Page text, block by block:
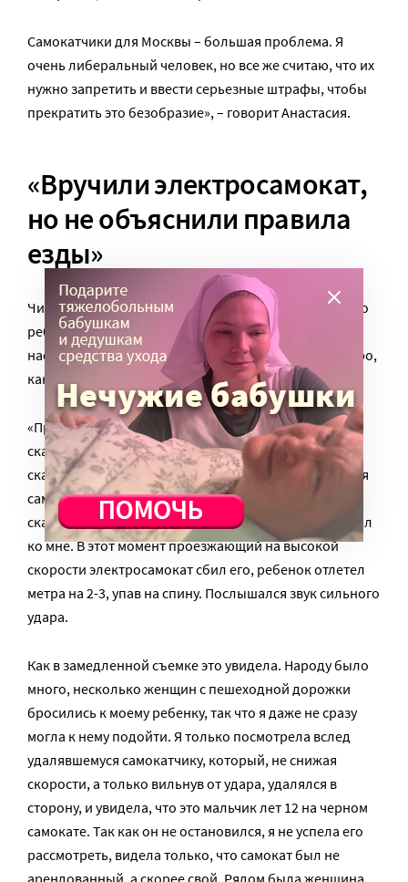
Самокатчики для Москвы – большая проблема. Я
очень либеральный человек, но все же считаю, что их
нужно запретить и ввести серьезные штрафы, чтобы
прекратить это безобразие», – говорит Анастасия.
«Вручили электросамокат,
но не объяснили правила
езды»
Чистое везение бывает не всегда. На четырехлетнего
ребенка жительницы Саратова Юлии Поздняковой
наехал ребенок чуть старше и тут же уехал так быстро,
как только смог.
«Произошло это на детской площадке. Я сидела на
скамейке напротив, ребенок играл (площадку и
скамейку разделяет пешеходная аллея, дорожка для
самокатов и велосипедов находилась за этой
скамейкой). Ребенок выбежал с площадки и побежал
ко мне. В этот момент проезжающий на высокой
скорости электросамокат сбил его, ребенок отлетел
метра на 2-3, упав на спину. Послышался звук сильного
удара.
Как в замедленной съемке это увидела. Народу было
много, несколько женщин с пешеходной дорожки
бросились к моему ребенку, так что я даже не сразу
могла к нему подойти. Я только посмотрела вслед
удалявшемуся самокатчику, который, не снижая
скорости, а только вильнув от удара, удалялся в
сторону, и увидела, что это мальчик лет 12 на черном
самокате. Так как он не остановился, я не успела его
рассмотреть, видела только, что самокат был не